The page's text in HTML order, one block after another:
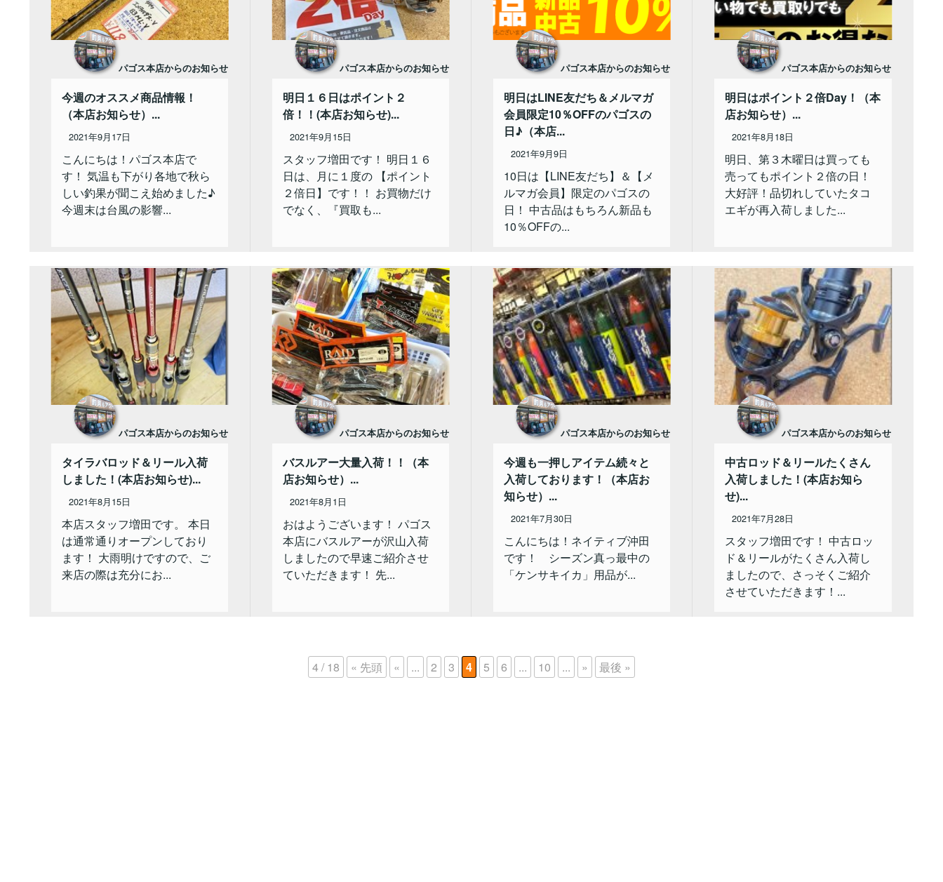
パゴス本店からのお知らせ
今週のオススメ商品情報！
（本店お知らせ）...
2021年9月17日
こんにちは！パゴス本店で
す！ 気温も下がり各地で秋ら
しい釣果が聞こえ始めました♪
今週末は台風の影響...
パゴス本店からのお知らせ
明日１６日はポイント２
倍！！(本店お知らせ)...
2021年9月15日
スタッフ増田です！ 明日１６
日は、月に１度の 【ポイント
２倍日】です！！ お買物だけ
でなく、『買取も...
パゴス本店からのお知らせ
明日はLINE友だち＆メルマガ
会員限定10％OFFのパゴスの
日♪（本店...
2021年9月9日
10日は【LINE友だち】＆【メ
ルマガ会員】限定のパゴスの
日！ 中古品はもちろん新品も
10％OFFの...
パゴス本店からのお知らせ
明日はポイント２倍Day！（本
店お知らせ）...
2021年8月18日
明日、第３木曜日は買っても
売ってもポイント２倍の日！
大好評！品切れしていたタコ
エギが再入荷しました...
パゴス本店からのお知らせ
タイラバロッド＆リール入荷
しました！(本店お知らせ)...
2021年8月15日
本店スタッフ増田です。 本日
は通常通りオープンしており
ます！ 大雨明けですので、ご
来店の際は充分にお...
パゴス本店からのお知らせ
バスルアー大量入荷！！（本
店お知らせ）...
2021年8月1日
おはようございます！ パゴス
本店にバスルアーが沢山入荷
しましたので早速ご紹介させ
ていただきます！ 先...
パゴス本店からのお知らせ
今週も一押しアイテム続々と
入荷しております！（本店お
知らせ）...
2021年7月30日
こんにちは！ネイティブ沖田
です！ シーズン真っ最中の
「ケンサキイカ」用品が...
パゴス本店からのお知らせ
中古ロッド＆リールたくさん
入荷しました！(本店お知ら
せ)...
2021年7月28日
スタッフ増田です！ 中古ロッ
ド＆リールがたくさん入荷し
ましたので、さっそくご紹介
させていただきます！...
4 / 18 « 先頭 « ... 2 3 4 5 6 ... 10 ... » 最後 »